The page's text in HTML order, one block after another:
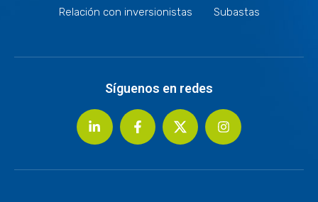
Relación con inversionistas
Subastas
Síguenos en redes